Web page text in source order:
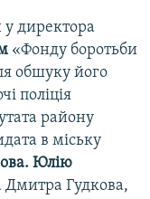
у директора
«Фонду боротьби
обшуку його
поліція
району
в міську
Юлію
Дмитра Гудкова,